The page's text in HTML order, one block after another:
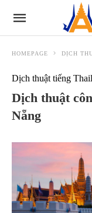
HOMEPAGE DỊCH
Dịch thuật tiếng
Dịch thuật
Nẵng